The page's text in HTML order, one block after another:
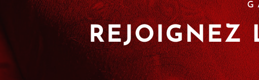
REJOIGNEZ